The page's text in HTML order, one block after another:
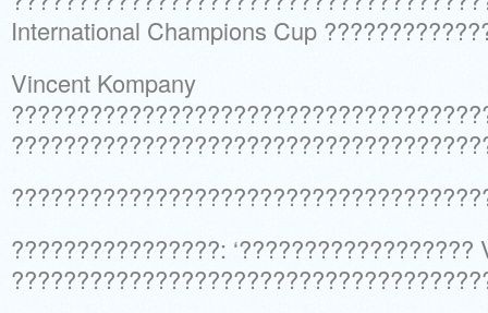
International Champions Cup
Vincent Kompany
????????????????: ‘??????????????????